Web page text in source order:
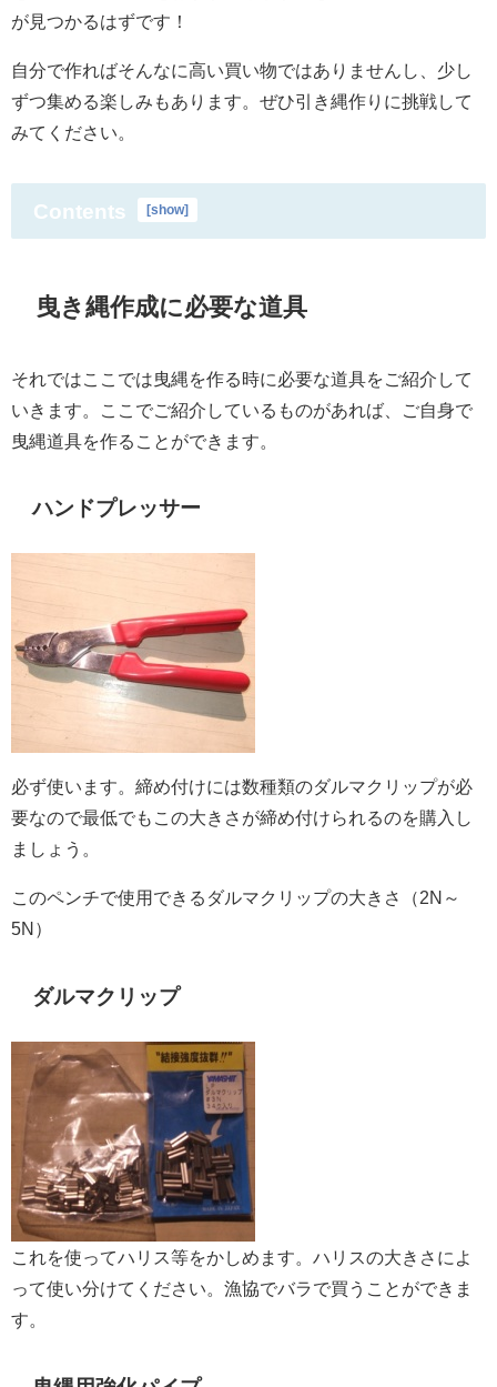
が見つかるはずです！
自分で作ればそんなに高い買い物ではありませんし、少し
ずつ集める楽しみもあります。ぜひ引き縄作りに挑戦して
みてください。
Contents [show]
曳き縄作成に必要な道具
それではここでは曳縄を作る時に必要な道具をご紹介して
いきます。ここでご紹介しているものがあれば、ご自身で
曳縄道具を作ることができます。
ハンドプレッサー
必ず使います。締め付けには数種類のダルマクリップが必
要なので最低でもこの大きさが締め付けられるのを購入し
ましょう。
このペンチで使用できるダルマクリップの大きさ（2N～
5N）
ダルマクリップ
これを使ってハリス等をかしめます。ハリスの大きさによ
って使い分けてください。漁協でバラで買うことができま
す。